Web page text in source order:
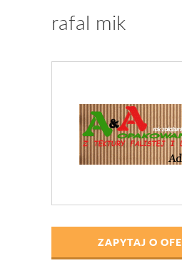
rafal mik
ZAPYTAJ O